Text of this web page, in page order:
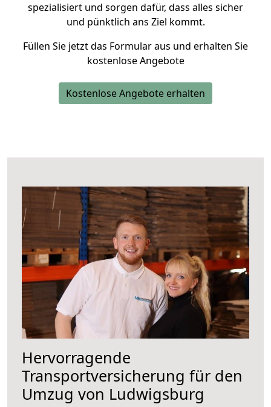
spezialisiert und sorgen dafür, dass alles sicher
und pünktlich ans Ziel kommt.
Füllen Sie jetzt das Formular aus und erhalten Sie
kostenlose Angebote
Kostenlose Angebote erhalten
Hervorragende
Transportversicherung für den
Umzug von Ludwigsburg